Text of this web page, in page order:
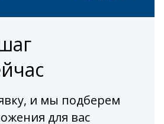
и мы подберем
для вас